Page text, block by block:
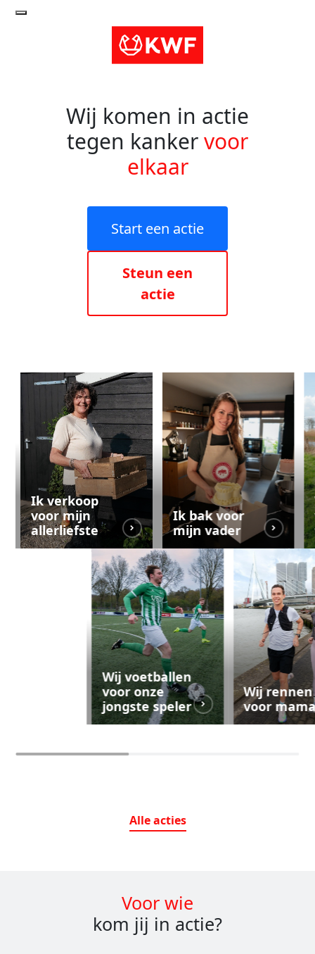
Wij komen in actie
tegen kankervoor
elkaar
Start een actie
Steun een
actie
Ik verkoop
voor mijn
allerliefste
Ik bak voor
mijn vader
Wij voetballen
voor onze
jongste speler
Wij rennen
voor
Alleacties
Voor wie
kom jij in actie?